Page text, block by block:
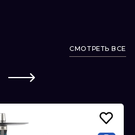
СМОТРЕТЬ ВСЕ